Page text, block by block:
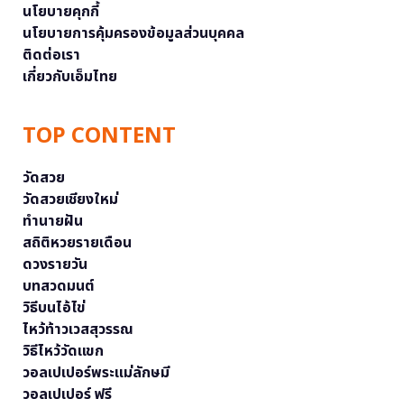
นโยบายคุกกี้
นโยบายการคุ้มครองข้อมูลส่วนบุคคล
ติดต่อเรา
เกี่ยวกับเอ็มไทย
TOP CONTENT
วัดสวย
วัดสวยเชียงใหม่
ทำนายฝัน
สถิติหวยรายเดือน
ดวงรายวัน
บทสวดมนต์
วิธีบนไอ้ไข่
ไหว้ท้าวเวสสุวรรณ
วิธีไหว้วัดแขก
วอลเปเปอร์พระแม่ลักษมี
วอลเปเปอร์ ฟรี